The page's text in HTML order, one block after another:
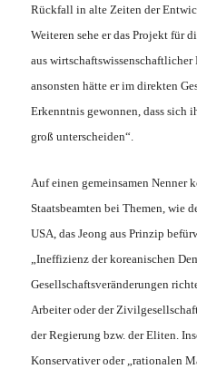
Rückfall in alte Zeiten der
Weiteren sehe er das Projekt für
aus
ansonsten hätte er im direkten
Erkenntnis gewonnen, dass sich
groß unterscheiden“.
Auf einen gemeinsamen Nenner
Staatsbeamten bei Themen, wie
USA, das Jeong aus Prinzip
„Ineffizienz der koreanischen
Gesellschaftsveränderungen
Arbeiter oder der
der Regierung bzw. der Eliten.
Konservativer oder „rationalen